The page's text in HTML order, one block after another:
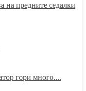
на предните седалки
гори много....